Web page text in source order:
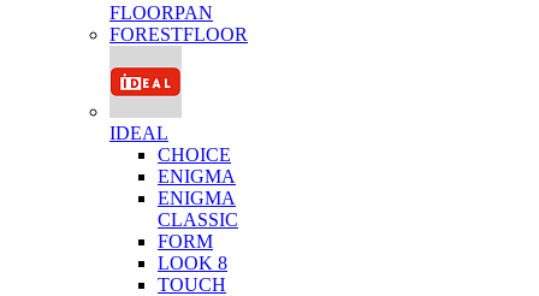
FLOORPAN
FORESTFLOOR
IDEAL
CHOICE
ENIGMA
ENIGMA
CLASSIC
FORM
LOOK 8
TOUCH